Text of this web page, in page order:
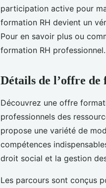
participation active pour
formation RH devient un
Pour en savoir plus ou
formation RH professionnel.
Détails de l’offre
Découvrez une offre
professionnels des
propose une variété de
compétences
droit social et la gestion
Les parcours sont conçus